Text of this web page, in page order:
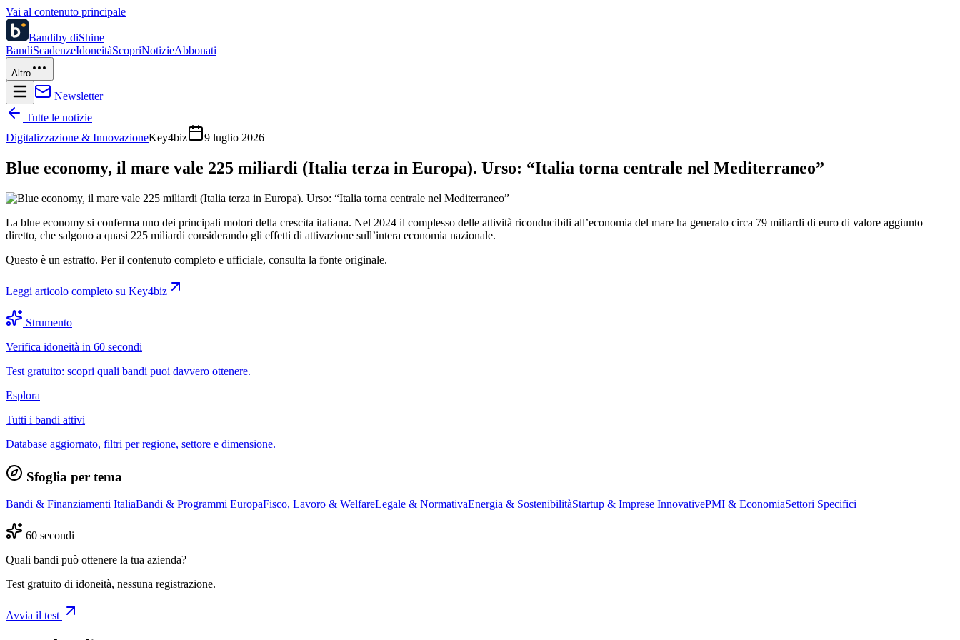
Vai al contenuto principale
Bandiby diShine
BandiScadenzeIdoneitàScopriNotizieAbbonati
Altro
Newsletter
Tutte le notizie
Digitalizzazione & InnovazioneKey4biz 9 luglio 2026
Blue economy, il mare vale 225 miliardi (Italia terza in Europa). Urso: “Italia torna centrale nel Mediterraneo”
La blue economy si conferma uno dei principali motori della crescita italiana. Nel 2024 il complesso delle attività riconducibili all’economia del mare ha generato circa 79 miliardi di euro di valore aggiunto
diretto, che salgono a quasi 225 miliardi considerando gli effetti di attivazione sull’intera economia nazionale.
Questo è un estratto. Per il contenuto completo e ufficiale, consulta la fonte originale.
Leggi articolo completo su Key4biz
Strumento
Verifica idoneità in 60 secondi
Test gratuito: scopri quali bandi puoi davvero ottenere.
Esplora
Tutti i bandi attivi
Database aggiornato, filtri per regione, settore e dimensione.
Sfoglia per tema
Bandi & Finanziamenti ItaliaBandi & Programmi EuropaFisco, Lavoro & WelfareLegale & NormativaEnergia & SostenibilitàStartup & Imprese InnovativePMI & EconomiaSettori Specifici
60 secondi
Quali bandi può ottenere la tua azienda?
Test gratuito di idoneità, nessuna registrazione.
Avvia il test